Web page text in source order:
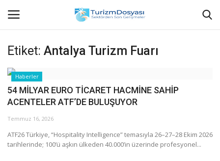
Anasayfa
Bize Ulaşın
Künye
Halil ÖNCÜ kimdir?
Etiket: Antalya Turizm Fuarı
Haberler
54 MİLYAR EURO TİCARET HACMİNE SAHİP
ACENTELER ATF’DE BULUŞUYOR
Temmuz 16, 2026
ATF26 Türkiye, “Hospitality Intelligence” temasıyla 26–27–28 Ekim 2026
tarihlerinde; 100’ü aşkın ülkeden 40.000’in üzerinde profesyonel...